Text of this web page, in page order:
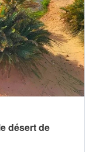
désert de